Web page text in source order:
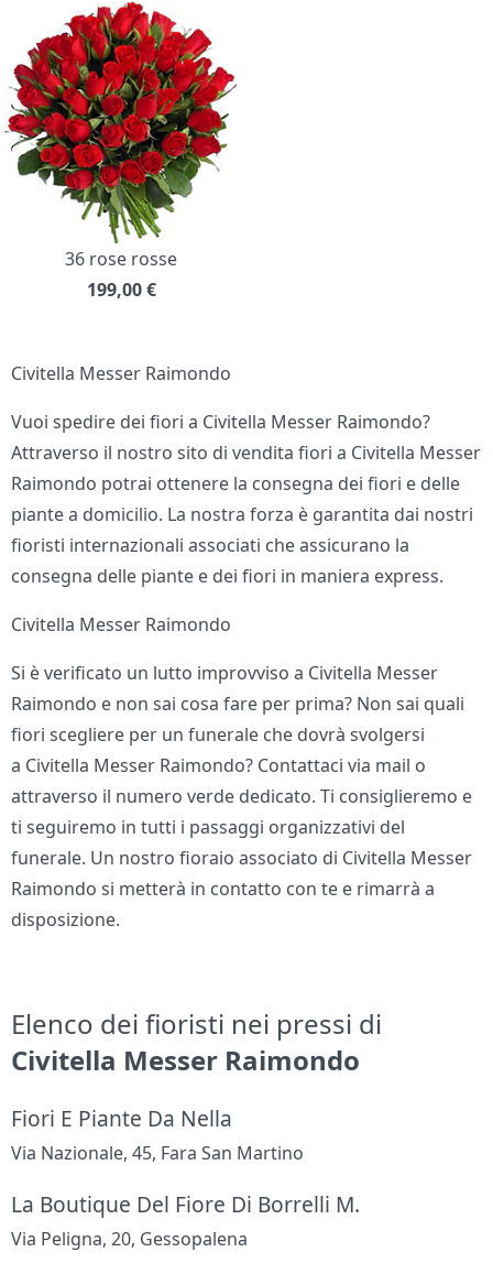
36 rose rosse
199,00 €
Civitella Messer Raimondo
Vuoi spedire dei fiori a Civitella Messer Raimondo?
Attraverso il nostro sito di vendita fiori a Civitella Messer
Raimondo potrai ottenere la consegna dei fiori e delle
piante a domicilio. La nostra forza è garantita dai nostri
fioristi internazionali associati che assicurano la
consegna delle piante e dei fiori in maniera express.
Civitella Messer Raimondo
Si è verificato un lutto improvviso a Civitella Messer
Raimondo e non sai cosa fare per prima? Non sai quali
fiori scegliere per un funerale che dovrà svolgersi
a Civitella Messer Raimondo? Contattaci via mail o
attraverso il numero verde dedicato. Ti consiglieremo e
ti seguiremo in tutti i passaggi organizzativi del
funerale. Un nostro fioraio associato di Civitella Messer
Raimondo si metterà in contatto con te e rimarrà a
disposizione.
Elenco dei fioristi nei pressi di
Civitella Messer Raimondo
Fiori E Piante Da Nella
Via Nazionale, 45, Fara San Martino
La Boutique Del Fiore Di Borrelli M.
Via Peligna, 20, Gessopalena